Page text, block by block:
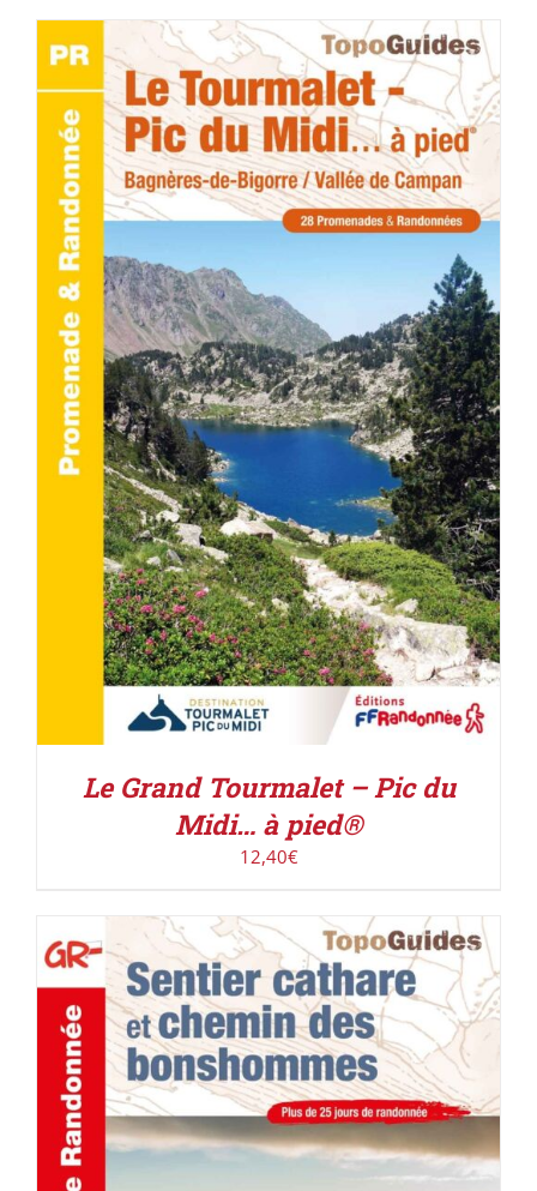
ACHETER LE PRODUIT / DÉTAILS
Le Grand Tourmalet – Pic du
Midi… à pied®
12,40€